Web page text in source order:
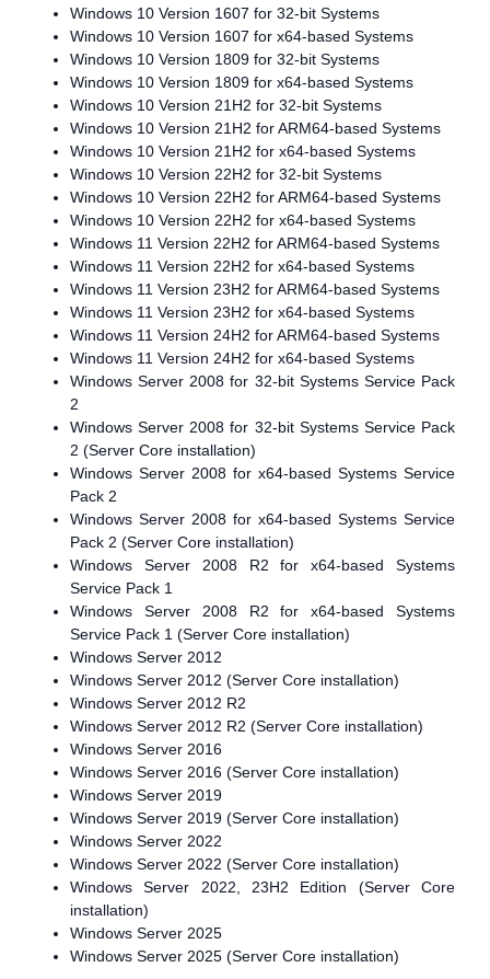
Windows 10 Version 1607 for 32-bit Systems
Windows 10 Version 1607 for x64-based Systems
Windows 10 Version 1809 for 32-bit Systems
Windows 10 Version 1809 for x64-based Systems
Windows 10 Version 21H2 for 32-bit Systems
Windows 10 Version 21H2 for ARM64-based Systems
Windows 10 Version 21H2 for x64-based Systems
Windows 10 Version 22H2 for 32-bit Systems
Windows 10 Version 22H2 for ARM64-based Systems
Windows 10 Version 22H2 for x64-based Systems
Windows 11 Version 22H2 for ARM64-based Systems
Windows 11 Version 22H2 for x64-based Systems
Windows 11 Version 23H2 for ARM64-based Systems
Windows 11 Version 23H2 for x64-based Systems
Windows 11 Version 24H2 for ARM64-based Systems
Windows 11 Version 24H2 for x64-based Systems
Windows Server 2008 for 32-bit Systems Service Pack
2
Windows Server 2008 for 32-bit Systems Service Pack
2 (Server Core installation)
Windows Server 2008 for x64-based Systems Service
Pack 2
Windows Server 2008 for x64-based Systems Service
Pack 2 (Server Core installation)
Windows Server 2008 R2 for x64-based Systems
Service Pack 1
Windows Server 2008 R2 for x64-based Systems
Service Pack 1 (Server Core installation)
Windows Server 2012
Windows Server 2012 (Server Core installation)
Windows Server 2012 R2
Windows Server 2012 R2 (Server Core installation)
Windows Server 2016
Windows Server 2016 (Server Core installation)
Windows Server 2019
Windows Server 2019 (Server Core installation)
Windows Server 2022
Windows Server 2022 (Server Core installation)
Windows Server 2022, 23H2 Edition (Server Core
installation)
Windows Server 2025
Windows Server 2025 (Server Core installation)